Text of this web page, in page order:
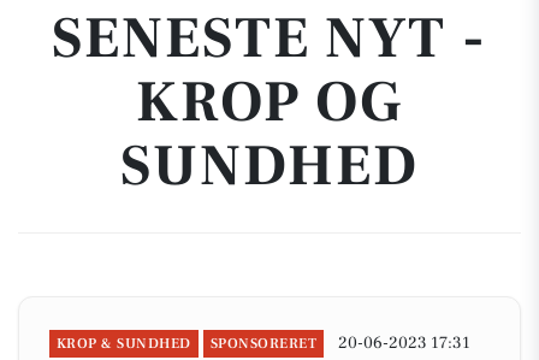
SENESTE NYT -
KROP OG
SUNDHED
KROP & SUNDHED SPONSORERET 20-06-2023 17:31